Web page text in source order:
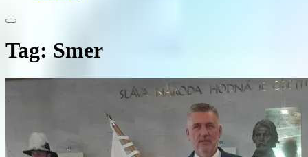
Tag: Smer